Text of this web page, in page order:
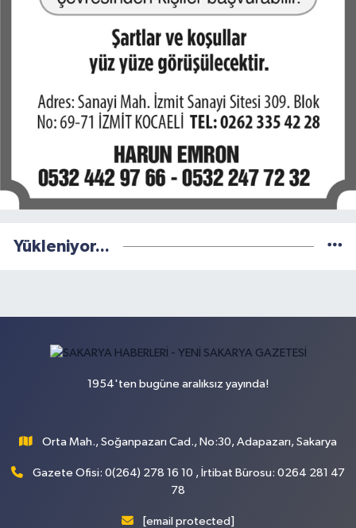
Yükleniyor...
1954'ten bugüne aralıksız yayında!
Orta Mah., Soğanpazarı Cad., No:30, Adapazarı, Sakarya
Gazete Ofisi: 0(264) 278 16 10 , İrtibat Bürosu: 0264 281 47
78
[email protected]